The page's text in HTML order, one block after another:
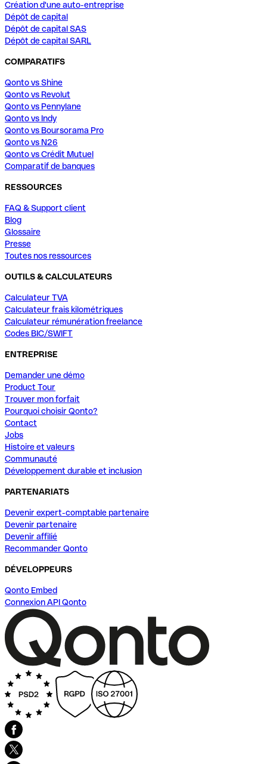
Création d'une auto-entreprise
Dépôt de capital
Dépôt de capital SAS
Dépôt de capital SARL
COMPARATIFS
Qonto vs Shine
Qonto vs Revolut
Qonto vs Pennylane
Qonto vs Indy
Qonto vs Boursorama Pro
Qonto vs N26
Qonto vs Crédit Mutuel
Comparatif de banques
RESSOURCES
FAQ & Support client
Blog
Glossaire
Presse
Toutes nos ressources
OUTILS & CALCULATEURS
Calculateur TVA
Calculateur frais kilométriques
Calculateur rémunération freelance
Codes BIC/SWIFT
ENTREPRISE
Demander une démo
Product Tour
Trouver mon forfait
Pourquoi choisir Qonto?
Contact
Jobs
Histoire et valeurs
Communauté
Développement durable et inclusion
PARTENARIATS
Devenir expert-comptable partenaire
Devenir partenaire
Devenir affilié
Recommander Qonto
DÉVELOPPEURS
Qonto Embed
Connexion API Qonto